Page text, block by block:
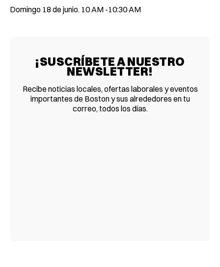
Domingo 18 de junio. 10 AM -10:30 AM
¡SUSCRÍBETE A NUESTRO
NEWSLETTER!
Recibe noticias locales, ofertas laborales y eventos
importantes de Boston y sus alrededores en tu
correo, todos los días.